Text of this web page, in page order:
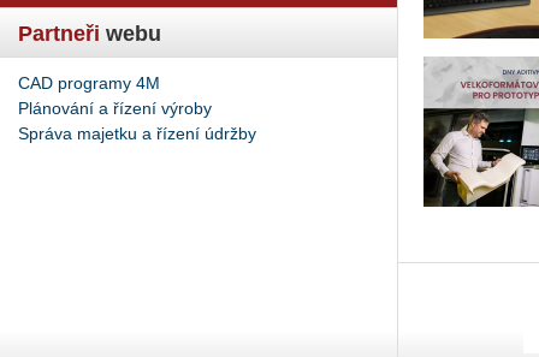
Partneři webu
CAD programy 4M
Plánování a řízení výroby
Správa majetku a řízení údržby